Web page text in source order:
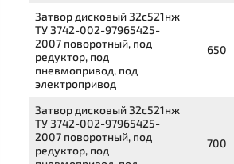
Затвор дисковый 32с521нж
ТУ 3742-002-97965425-
2007 поворотный, под
редуктор, под
пневмопривод, под
электропривод
650
Затвор дисковый 32с521нж
ТУ 3742-002-97965425-
2007 поворотный, под
редуктор, под
700